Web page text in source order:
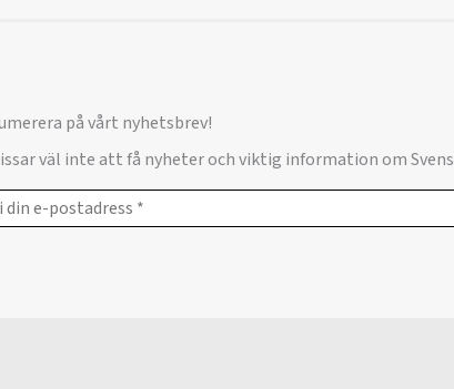
på vårt nyhetsbrev!
väl inte att få nyheter och viktig information om